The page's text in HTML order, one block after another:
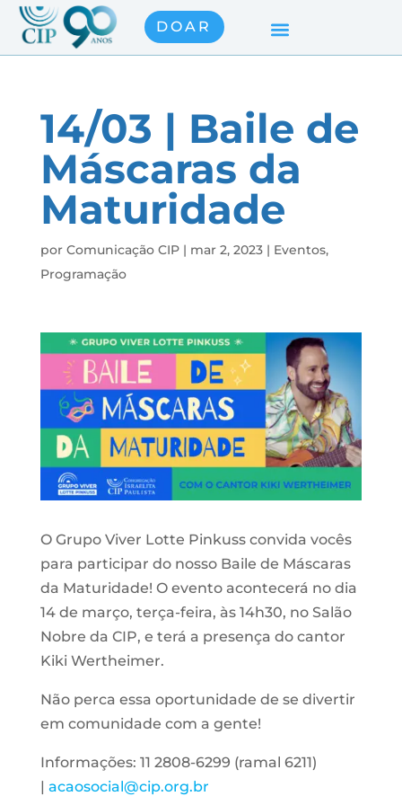
DOAR
14/03 | Baile de
Máscaras da
Maturidade
por Comunicação CIP| mar 2, 2023| Eventos,
Programação
O Grupo Viver Lotte Pinkuss convida vocês
para participar do nosso Baile de Máscaras
da Maturidade! O evento acontecerá no dia
14 de março, terça-feira, às 14h30, no Salão
Nobre da CIP, e terá a presença do cantor
Kiki Wertheimer.
Não perca essa oportunidade de se divertir
em comunidade com a gente!
Informações: 11 2808-6299 (ramal 6211)
acaosocial@cip.org.br